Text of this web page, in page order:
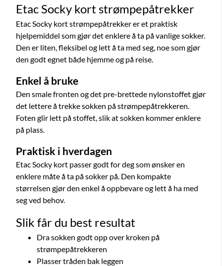
Etac Socky kort strømpepåtrekker
Etac Socky kort strømpepåtrekker er et praktisk
hjelpemiddel som gjør det enklere å ta på vanlige sokker.
Den er liten, fleksibel og lett å ta med seg, noe som gjør
den godt egnet både hjemme og på reise.
Enkel å bruke
Den smale fronten og det pre-brettede nylonstoffet gjør
det lettere å trekke sokken på strømpepåtrekkeren.
Foten glir lett på stoffet, slik at sokken kommer enklere
på plass.
Praktisk i hverdagen
Etac Socky kort passer godt for deg som ønsker en
enklere måte å ta på sokker på. Den kompakte
størrelsen gjør den enkel å oppbevare og lett å ha med
seg ved behov.
Slik får du best resultat
Dra sokken godt opp over kroken på
strømpepåtrekkeren
Plasser tråden bak leggen